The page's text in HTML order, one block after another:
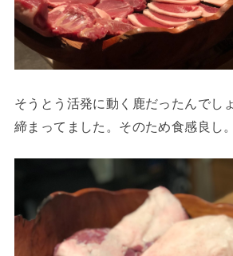
そうとう活発に動く鹿だったんでし
締まってました。そのため食感良し。